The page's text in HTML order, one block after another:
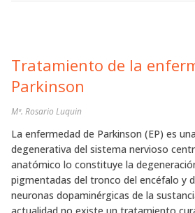
Tratamiento de la
Parkinson
Mª. Rosario Luquin
La enfermedad de Parkinson (EP) es
degenerativa del sistema nervioso
anatómico lo constituye la
pigmentadas del tronco del encéfalo y
neuronas dopaminérgicas de la